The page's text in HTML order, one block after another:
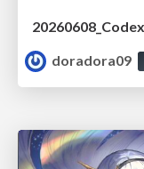
doradora09